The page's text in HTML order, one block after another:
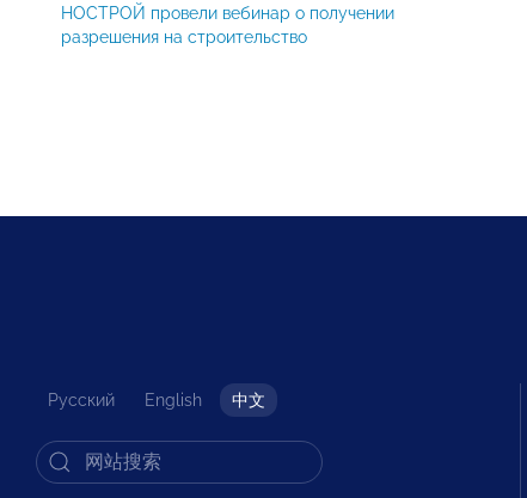
НОСТРОЙ провели вебинар о получении
разрешения на строительство
Русский English 中文